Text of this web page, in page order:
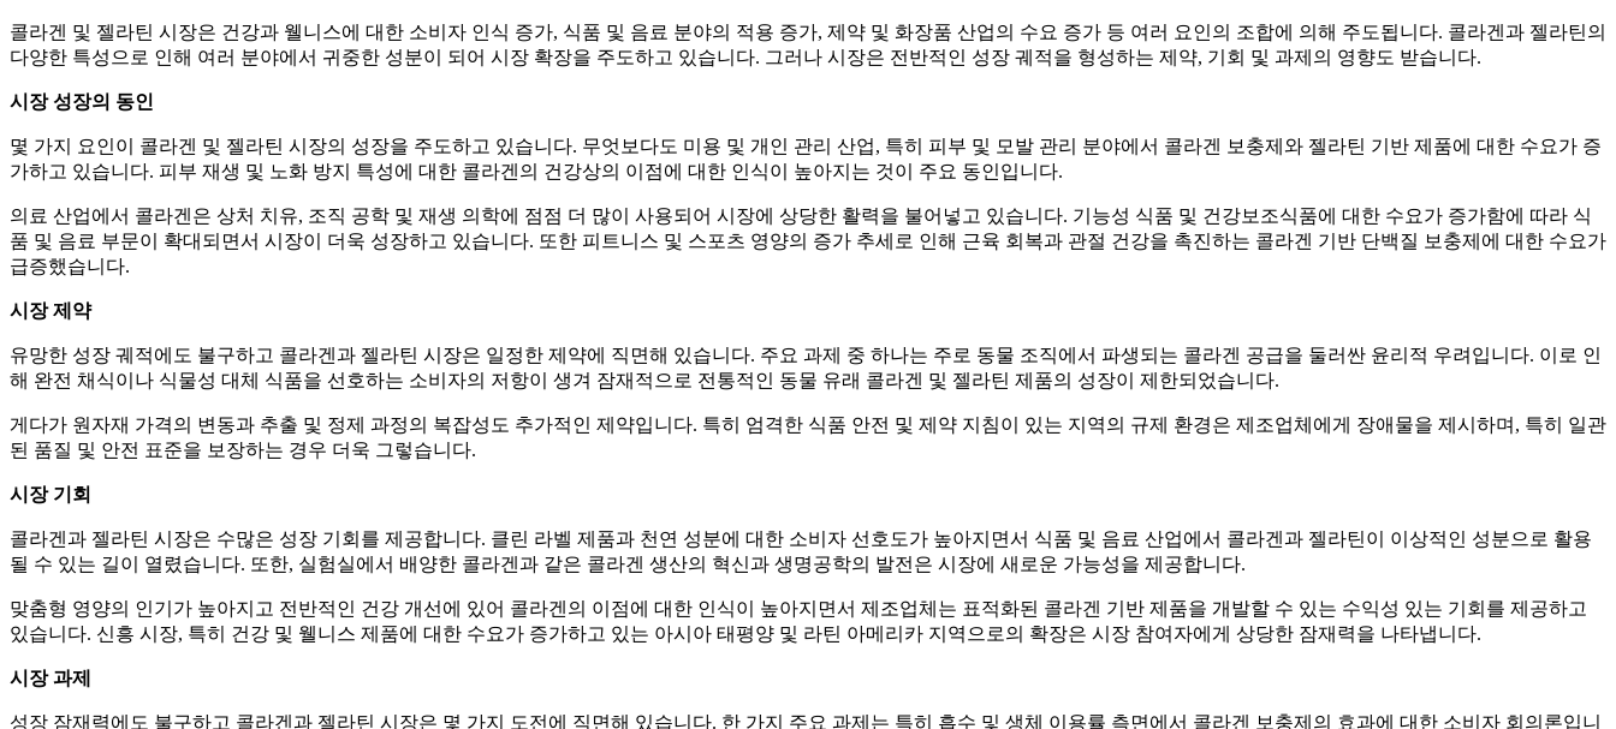
콜라겐 및 젤라틴 시장은 건강과 웰니스에 대한 소비자 인식 증가, 식품 및 음료 분야의 적용 증가, 제약 및 화장품 산업의 수요 증가 등 여러 요인의 조합에 의해 주도됩니다. 콜라겐과 젤라틴의
다양한 특성으로 인해 여러 분야에서 귀중한 성분이 되어 시장 확장을 주도하고 있습니다. 그러나 시장은 전반적인 성장 궤적을 형성하는 제약, 기회 및 과제의 영향도 받습니다.
시장 성장의 동인
몇 가지 요인이 콜라겐 및 젤라틴 시장의 성장을 주도하고 있습니다. 무엇보다도 미용 및 개인 관리 산업, 특히 피부 및 모발 관리 분야에서 콜라겐 보충제와 젤라틴 기반 제품에 대한 수요가 증
가하고 있습니다. 피부 재생 및 노화 방지 특성에 대한 콜라겐의 건강상의 이점에 대한 인식이 높아지는 것이 주요 동인입니다.
의료 산업에서 콜라겐은 상처 치유, 조직 공학 및 재생 의학에 점점 더 많이 사용되어 시장에 상당한 활력을 불어넣고 있습니다. 기능성 식품 및 건강보조식품에 대한 수요가 증가함에 따라 식
품 및 음료 부문이 확대되면서 시장이 더욱 성장하고 있습니다. 또한 피트니스 및 스포츠 영양의 증가 추세로 인해 근육 회복과 관절 건강을 촉진하는 콜라겐 기반 단백질 보충제에 대한 수요가
급증했습니다.
시장 제약
유망한 성장 궤적에도 불구하고 콜라겐과 젤라틴 시장은 일정한 제약에 직면해 있습니다. 주요 과제 중 하나는 주로 동물 조직에서 파생되는 콜라겐 공급을 둘러싼 윤리적 우려입니다. 이로 인
해 완전 채식이나 식물성 대체 식품을 선호하는 소비자의 저항이 생겨 잠재적으로 전통적인 동물 유래 콜라겐 및 젤라틴 제품의 성장이 제한되었습니다.
게다가 원자재 가격의 변동과 추출 및 정제 과정의 복잡성도 추가적인 제약입니다. 특히 엄격한 식품 안전 및 제약 지침이 있는 지역의 규제 환경은 제조업체에게 장애물을 제시하며, 특히 일관
된 품질 및 안전 표준을 보장하는 경우 더욱 그렇습니다.
시장 기회
콜라겐과 젤라틴 시장은 수많은 성장 기회를 제공합니다. 클린 라벨 제품과 천연 성분에 대한 소비자 선호도가 높아지면서 식품 및 음료 산업에서 콜라겐과 젤라틴이 이상적인 성분으로 활용
될 수 있는 길이 열렸습니다. 또한, 실험실에서 배양한 콜라겐과 같은 콜라겐 생산의 혁신과 생명공학의 발전은 시장에 새로운 가능성을 제공합니다.
맞춤형 영양의 인기가 높아지고 전반적인 건강 개선에 있어 콜라겐의 이점에 대한 인식이 높아지면서 제조업체는 표적화된 콜라겐 기반 제품을 개발할 수 있는 수익성 있는 기회를 제공하고
있습니다. 신흥 시장, 특히 건강 및 웰니스 제품에 대한 수요가 증가하고 있는 아시아 태평양 및 라틴 아메리카 지역으로의 확장은 시장 참여자에게 상당한 잠재력을 나타냅니다.
시장 과제
성장 잠재력에도 불구하고 콜라겐과 젤라틴 시장은 몇 가지 도전에 직면해 있습니다. 한 가지 주요 과제는 특히 흡수 및 생체 이용률 측면에서 콜라겐 보충제의 효과에 대한 소비자 회의론입니